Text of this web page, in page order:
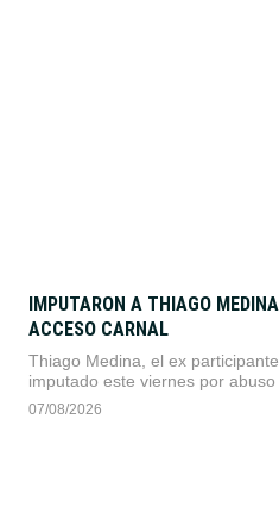
IMPUTARON A THIAGO
ACCESO CARNAL
Thiago Medina, el ex
imputado este viernes por abuso
la denuncia de su prima Iara
07/08/2026